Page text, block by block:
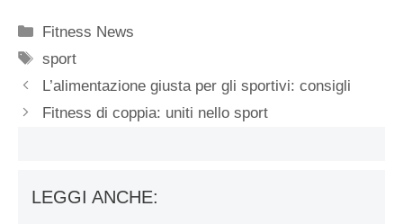
Categorie
Fitness News
Tag
sport
L’alimentazione giusta per gli sportivi: consigli
Fitness di coppia: uniti nello sport
LEGGI ANCHE: